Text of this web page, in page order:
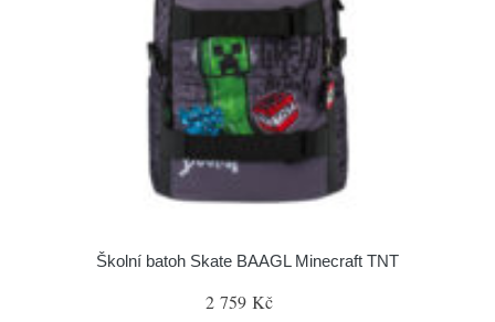
Školní batoh Skate BAAGL Minecraft TNT
2 759 Kč